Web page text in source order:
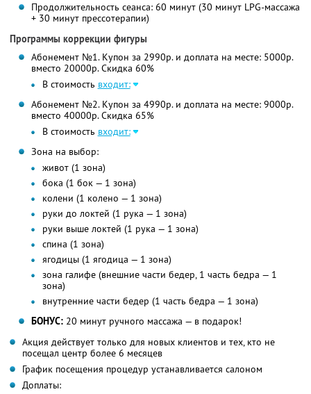
Продолжительность сеанса: 60 минут (30 минут LPG-массажа
+ 30 минут прессотерапии)
Программы коррекции фигуры
Абонемент №1. Купон за 2990р. и доплата на месте: 5000р.
вместо 20000р. Скидка 60%
В стоимость входит:
Абонемент №2. Купон за 4990р. и доплата на месте: 9000р.
вместо 40000р. Скидка 65%
В стоимость входит:
Зона на выбор:
живот (1 зона)
бока (1 бок — 1 зона)
колени (1 колено — 1 зона)
руки до локтей (1 рука — 1 зона)
руки выше локтей (1 рука — 1 зона)
спина (1 зона)
ягодицы (1 ягодица — 1 зона)
зона галифе (внешние части бедер, 1 часть бедра — 1
зона)
внутренние части бедер (1 часть бедра — 1 зона)
БОНУС:20 минут ручного массажа — в подарок!
Акция действует только для новых клиентов и тех, кто не
посещал центр более 6 месяцев
График посещения процедур устанавливается салоном
Доплаты: